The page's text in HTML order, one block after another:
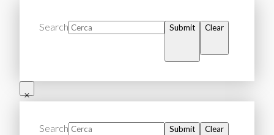
Search Submit Clear
Search Submit Clear